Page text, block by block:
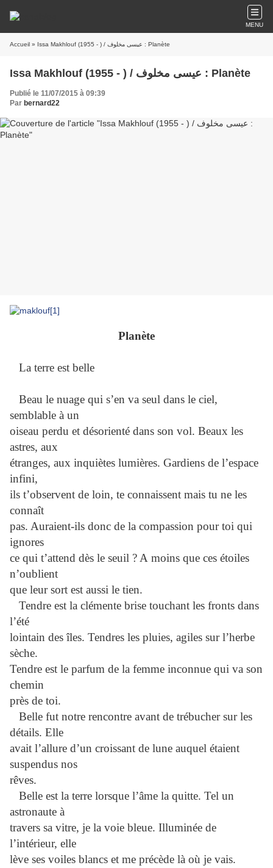
MENU
Accueil » Issa Makhlouf (1955 - ) / عيسى مخلوف : Planète
Issa Makhlouf (1955 - ) / عيسى مخلوف : Planète
Publié le 11/07/2015 à 09:39
Par bernard22
Planète
La terre est belle
Beau le nuage qui s’en va seul dans le ciel,
semblable à un
oiseau perdu et désorienté dans son vol. Beaux les
astres, aux
étranges, aux inquiètes lumières. Gardiens de l’espace
infini,
ils t’observent de loin, te connaissent mais tu ne les
connaît
pas. Auraient-ils donc de la compassion pour toi qui
ignores
ce qui t’attend dès le seuil ? A moins que ces étoiles
n’oublient
que leur sort est aussi le tien.
Tendre est la clémente brise touchant les fronts dans
l’été
lointain des îles. Tendres les pluies, agiles sur l’herbe
sèche.
Tendre est le parfum de la femme inconnue qui va son
chemin
près de toi.
Belle fut notre rencontre avant de trébucher sur les
détails. Elle
avait l’allure d’un croissant de lune auquel étaient
suspendus nos
rêves.
Belle est la terre lorsque l’âme la quitte. Tel un
astronaute à
travers sa vitre, je la voie bleue. Illuminée de
l’intérieur, elle
lève ses voiles blancs et me précède là où je vais.